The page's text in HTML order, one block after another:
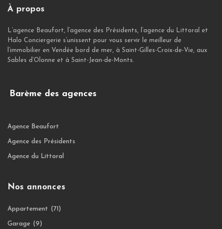
À propos
L’agence Beaufort, l’agence des Présidents, l’agence du Littoral et
Halo Conciergerie s’unissent pour vous servir le meilleur de
l’immobilier en Vendée bord de mer, à Saint-Gilles-Croix-de-Vie, aux
Sables d’Olonne et à Saint-Jean-de-Monts.
Barème des agences
Agence Beaufort
Agence des Présidents
Agence du Littoral
Nos annonces
Appartement (71)
Garage (9)